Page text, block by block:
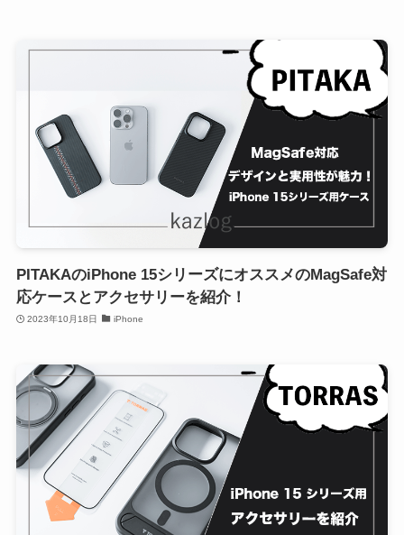
PITAKAのiPhone 15シリーズにオススメのMagSafe対
応ケースとアクセサリーを紹介！
2023年10月18日 iPhone